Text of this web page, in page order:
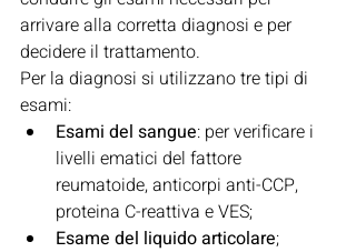
arrivare alla corretta diagnosi e per
decidere il trattamento.
Per la diagnosi si utilizzano tre tipi di
esami:
Esami del sangue: per verificare i
livelli ematici del fattore
reumatoide, anticorpi anti-CCP,
proteina C-reattiva e VES;
Esame del liquido articolare;